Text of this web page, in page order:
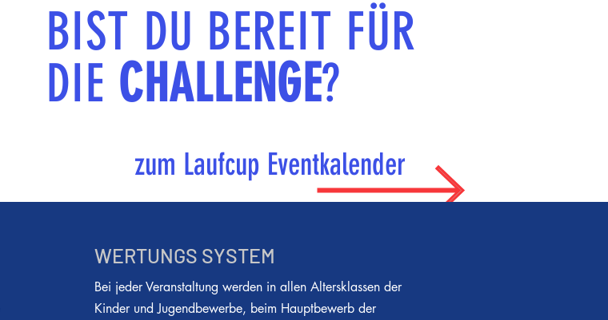
BIST DU BEREIT FÜR
DIE CHALLENGE?
zum Laufcup Eventkalender
WERTUNGS SYSTEM
Bei jeder Veranstaltung werden in allen Altersklassen der
Kinder und Jugendbewerbe, beim Hauptbewerb der